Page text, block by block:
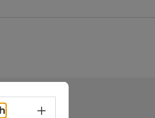
Sprachwahl - Menü öffnen